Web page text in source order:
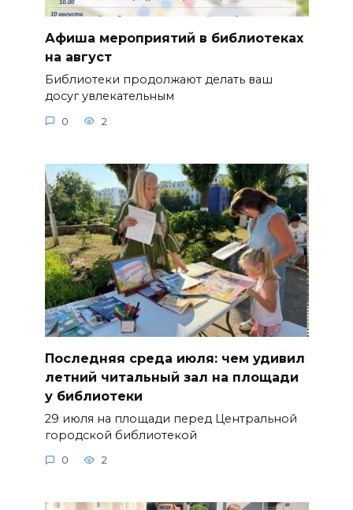
Афиша мероприятий в библиотеках
на август
Библиотеки продолжают делать ваш
досуг увлекательным
0 2
Последняя среда июля: чем удивил
летний читальный зал на площади
у библиотеки
29 июля на площади перед Центральной
городской библиотекой
0 2